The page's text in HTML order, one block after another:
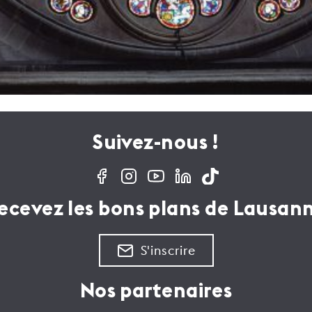
Suivez-nous !
les bons plans de
S'inscrire
Nos partenaires